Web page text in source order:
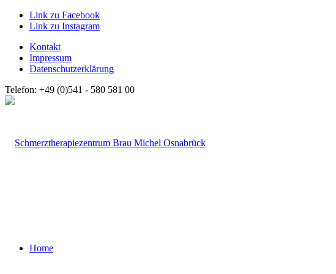
Link zu Facebook
Link zu Instagram
Kontakt
Impressum
Datenschutzerklärung
Telefon: +49 (0)541 - 580 581 00
Home